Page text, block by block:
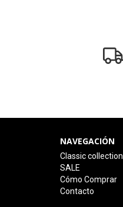
NAVEGACIÓN
Classic collection
SALE
Cómo Comprar
Contacto